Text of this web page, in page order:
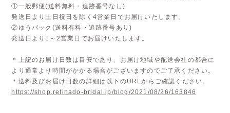
①一般郵便(送料無料・追跡番号なし)
発送日より土日祝日を除く4営業日でお届けいたします。
②ゆうパック(送料有料・追跡番号あり)
発送日より1～2営業日でお届けいたします。
＊上記のお届け日数は目安であり、お届け地域や配送会社の都合に
より通常より時間がかかる場合がございますのでご了承ください。
＊送料及びお届け日数の詳細は以下のURLからご確認ください。
https://shop.refinado-bridal.jp/blog/2021/08/26/163846